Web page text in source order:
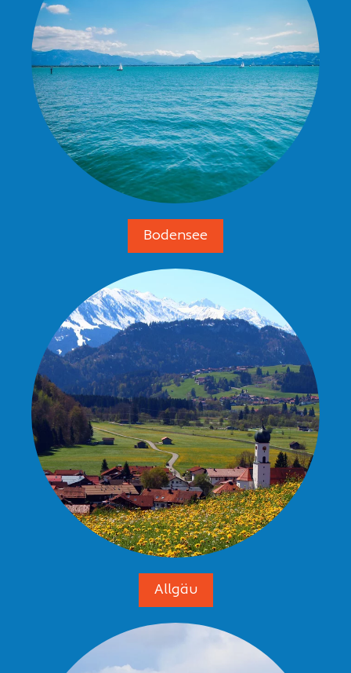
Bodensee
Allgäu